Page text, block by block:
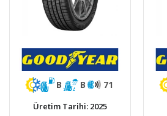
B B 71
Üretim Tarihi: 2025